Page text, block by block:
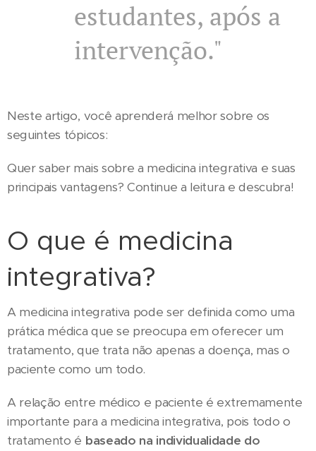
estudantes, após a
intervenção."
Neste artigo, você aprenderá melhor sobre os
seguintes tópicos:
Quer saber mais sobre a medicina integrativa e suas
principais vantagens? Continue a leitura e descubra!
O que é medicina
integrativa?
A medicina integrativa pode ser definida como uma
prática médica que se preocupa em oferecer um
tratamento, que trata não apenas a doença, mas o
paciente como um todo.
A relação entre médico e paciente é extremamente
importante para a medicina integrativa, pois todo o
tratamento é baseado na individualidade do